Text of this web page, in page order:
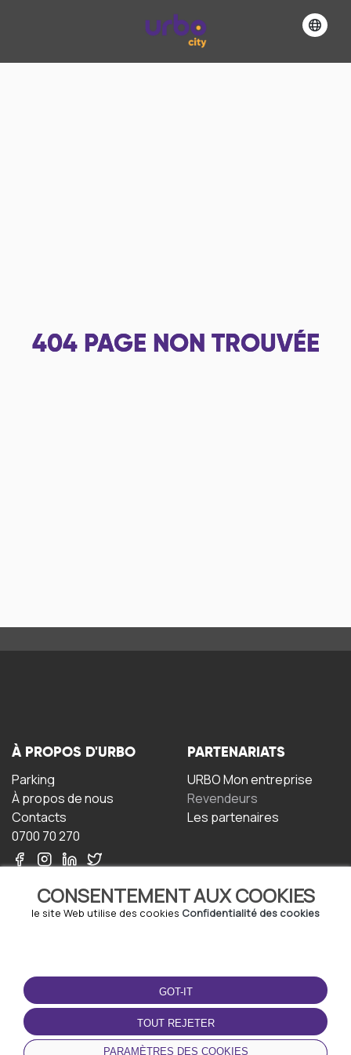
404 PAGE NON TROUVÉE
CONSENTEMENT AUX COOKIES
le site Web utilise des cookies Confidentialité des cookies
GOT-IT
TOUT REJETER
PARAMÈTRES DES COOKIES
À PROPOS D'URBO
Parking
À propos de nous
Contacts
0700 70 270
PARTENARIATS
URBO Mon entreprise
Revendeurs
Les partenaires
TERMS-OF-USE
Termes et conditions
Politique de confidentialité
Politique relative aux
cookies
TÉLÉCHARGEZ
L'APPLICATION